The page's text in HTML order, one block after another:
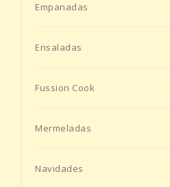
Empanadas
Ensaladas
Fussion Cook
Mermeladas
Navidades